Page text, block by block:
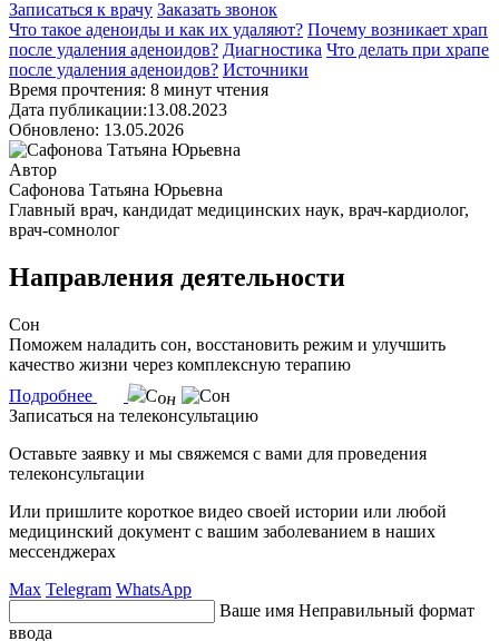
Записаться к врачу Заказать звонок
Что такое аденоиды и как их удаляют? Почему возникает храп
после удаления аденоидов? Диагностика Что делать при храпе
после удаления аденоидов? Источники
Время прочтения: 8 минут чтения
Дата публикации:13.08.2023
Обновлено: 13.05.2026
Автор
Сафонова Татьяна Юрьевна
Главный врач, кандидат медицинских наук, врач-кардиолог,
врач-сомнолог
Направления деятельности
Сон
Поможем наладить сон, восстановить режим и улучшить
качество жизни через комплексную терапию
Подробнее
Записаться на телеконсультацию
Оставьте заявку и мы свяжемся с вами для проведения
телеконсультации
Или пришлите короткое видео своей истории или любой
медицинский документ с вашим заболеванием в наших
мессенджерах
Max Telegram WhatsApp
Ваше имя Неправильный формат
ввода